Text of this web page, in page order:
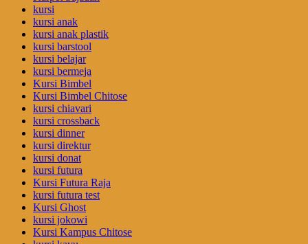
kursi
kursi anak
kursi anak plastik
kursi barstool
kursi belajar
kursi bermeja
Kursi Bimbel
Kursi Bimbel Chitose
kursi chiavari
kursi crossback
kursi dinner
kursi direktur
kursi donat
kursi futura
Kursi Futura Raja
kursi futura test
Kursi Ghost
kursi jokowi
Kursi Kampus Chitose